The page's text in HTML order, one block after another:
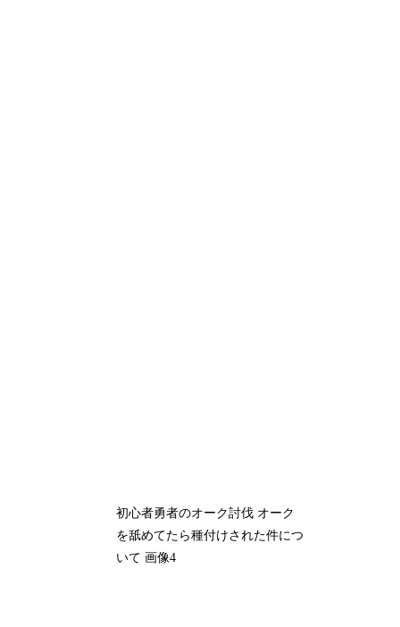
初心者勇者のオーク討伐 オーク
を舐めてたら種付けされた件につ
いて 画像4